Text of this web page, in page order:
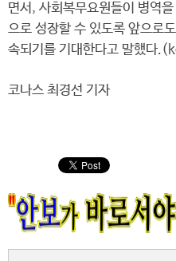
면서, 사회복무요원들이 병역
으로 성장할 수 있도록 앞으로
속되기를 기대한다고 말했다
코나스 최경선 기자